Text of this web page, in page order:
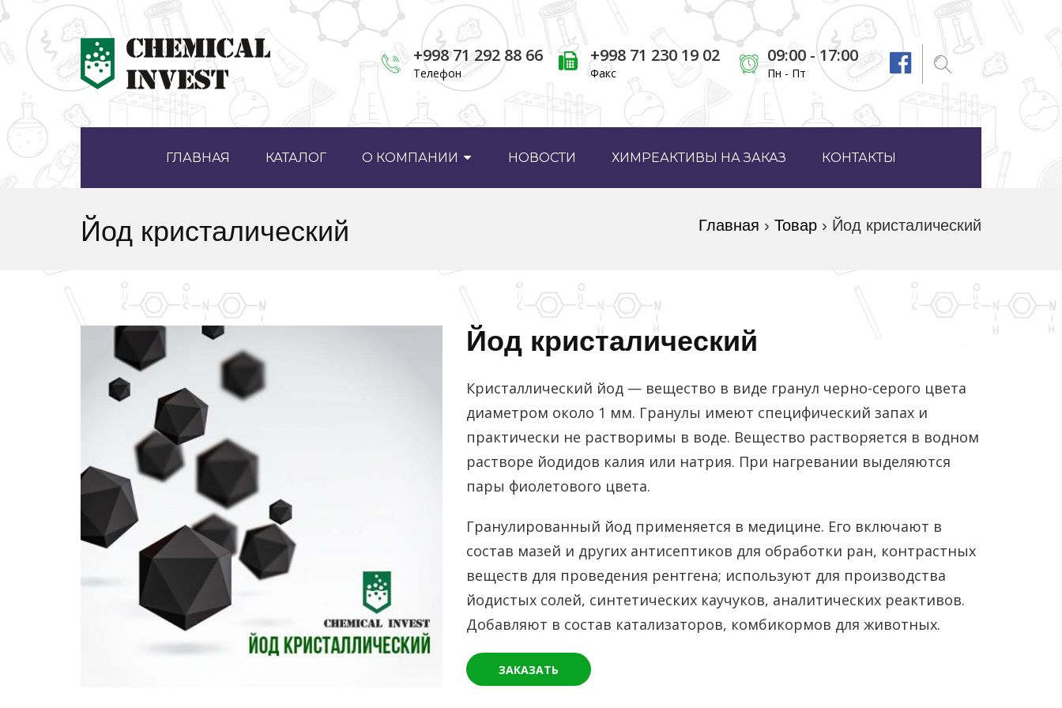
+998 71 292 88 66
Телефон
+998 71 230 19 02
Факс
09:00 - 17:00
Пн - Пт
ГЛАВНАЯ КАТАЛОГ О КОМПАНИИ НОВОСТИ ХИМРЕАКТИВЫ НА ЗАКАЗ КОНТАКТЫ
Йод кристалический Главная › Товар › Йод кристалический
Йод кристалический
Кристаллический йод — вещество в виде гранул черно-серого цвета
диаметром около 1 мм. Гранулы имеют специфический запах и
практически не растворимы в воде. Вещество растворяется в водном
растворе йодидов калия или натрия. При нагревании выделяются
пары фиолетового цвета.
Гранулированный йод применяется в медицине. Его включают в
состав мазей и других антисептиков для обработки ран, контрастных
веществ для проведения рентгена; используют для производства
йодистых солей, синтетических каучуков, аналитических реактивов.
Добавляют в состав катализаторов, комбикормов для животных.
ЗАКАЗАТЬ